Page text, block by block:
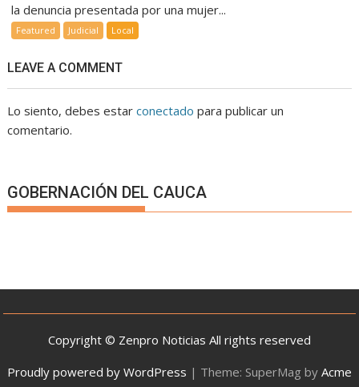
la denuncia presentada por una mujer...
Featured Judicial Local
LEAVE A COMMENT
Lo siento, debes estarconectado para publicar un
comentario.
GOBERNACIÓN DEL CAUCA
Copyright © Zenpro Noticias All rights reserved
Proudly powered by WordPress | Theme: SuperMag by Acme